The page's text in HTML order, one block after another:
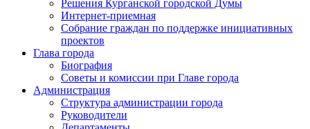
Решения Курганской городской Думы
Интернет-приемная
Собрание граждан по поддержке инициативных
проектов
Глава города
Биография
Советы и комиссии при Главе города
Администрация
Структура администрации города
Руководители